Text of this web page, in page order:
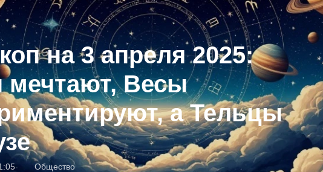
на 3 апреля 2025:
Весы
а Тельцы
Общество